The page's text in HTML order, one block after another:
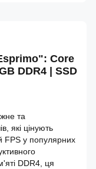
Core
DDR4 | SSD
та
які цінують
FPS у популярних
DDR4, ця